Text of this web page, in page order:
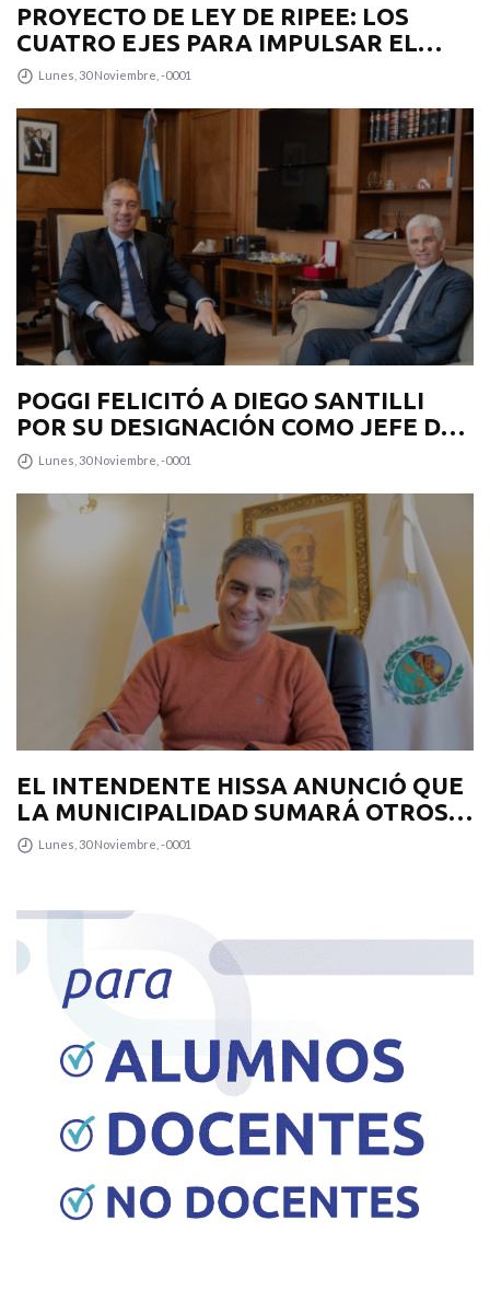
PROYECTO DE LEY DE RIPEE: LOS
CUATRO EJES PARA IMPULSAR EL
DESARROLLO PRODUCTIVO EN LA
Lunes, 30 Noviembre, -0001
POGGI FELICITÓ A DIEGO SANTILLI
POR SU DESIGNACIÓN COMO JEFE DE
GABINETE
Lunes, 30 Noviembre, -0001
EL INTENDENTE HISSA ANUNCIÓ QUE
LA MUNICIPALIDAD SUMARÁ OTROS
12 COLECTIVOS 0KM PARA
Lunes, 30 Noviembre, -0001